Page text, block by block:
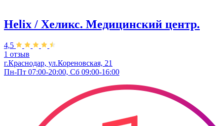
Helix / Хеликс. Медицинский центр.
4,5
1 отзыв
г.Краснодар, ул.Кореновская, 21
Пн-Пт 07:00-20:00, Сб 09:00-16:00